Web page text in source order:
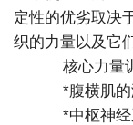
定性的优劣取决
织的力量以及它
核心力量
*腹横肌的
*中枢神经